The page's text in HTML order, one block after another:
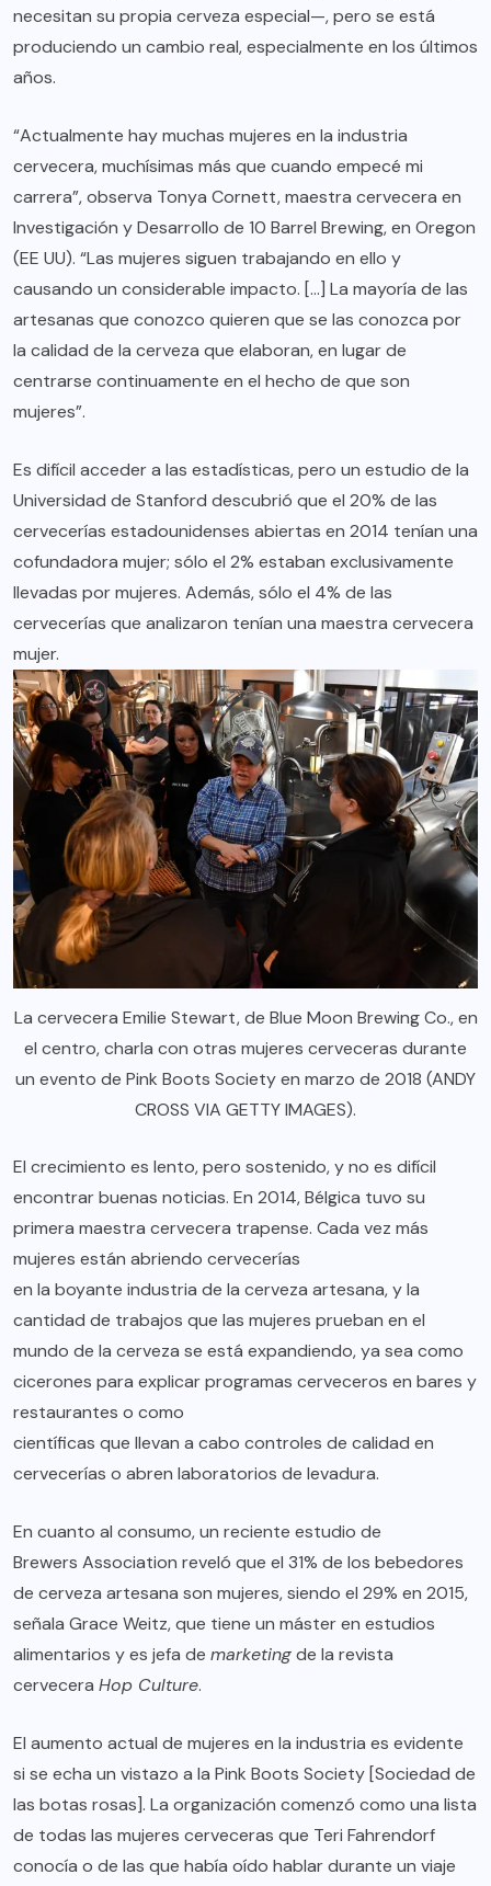
necesitan su propia cerveza especial—, pero se está
produciendo un cambio real, especialmente en los últimos
años.
“Actualmente hay muchas mujeres en la industria
cervecera, muchísimas más que cuando empecé mi
carrera”, observa Tonya Cornett, maestra cervecera en
Investigación y Desarrollo de 10 Barrel Brewing, en Oregon
(EE UU). “Las mujeres siguen trabajando en ello y
causando un considerable impacto. […] La mayoría de las
artesanas que conozco quieren que se las conozca por
la calidad de la cerveza que elaboran, en lugar de
centrarse continuamente en el hecho de que son
mujeres”.
Es difícil acceder a las estadísticas, pero un estudio de la
Universidad de Stanford descubrió que el 20% de las
cervecerías estadounidenses abiertas en 2014 tenían una
cofundadora mujer; sólo el 2% estaban exclusivamente
llevadas por mujeres. Además, sólo el 4% de las
cervecerías que analizaron tenían una maestra cervecera
mujer.
La cervecera Emilie Stewart, de Blue Moon Brewing Co., en
el centro, charla con otras mujeres cerveceras durante
un evento de Pink Boots Society en marzo de 2018 (ANDY
CROSS VIA GETTY IMAGES).
El crecimiento es lento, pero sostenido, y no es difícil
encontrar buenas noticias. En 2014, Bélgica tuvo su
primera maestra cervecera trapense. Cada vez más
mujeres están abriendo cervecerías
en la boyante industria de la cerveza artesana, y la
cantidad de trabajos que las mujeres prueban en el
mundo de la cerveza se está expandiendo, ya sea como
cicerones para explicar programas cerveceros en bares y
restaurantes o como
científicas que llevan a cabo controles de calidad en
cervecerías o abren laboratorios de levadura.
En cuanto al consumo, un reciente estudio de
Brewers Association reveló que el 31% de los bebedores
de cerveza artesana son mujeres, siendo el 29% en 2015,
señala Grace Weitz, que tiene un máster en estudios
alimentarios y es jefa de marketingde la revista
cervecera Hop Culture.
El aumento actual de mujeres en la industria es evidente
si se echa un vistazo a la Pink Boots Society [Sociedad de
las botas rosas]. La organización comenzó como una lista
de todas las mujeres cerveceras que Teri Fahrendorf
conocía o de las que había oído hablar durante un viaje